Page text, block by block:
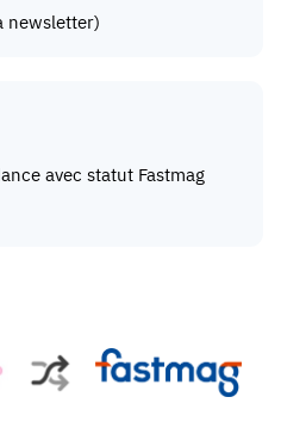
newsletter)
avec statut Fastmag